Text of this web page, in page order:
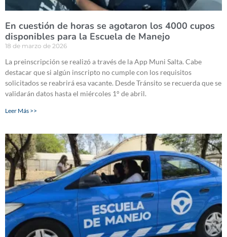
En cuestión de horas se agotaron los 4000 cupos
disponibles para la Escuela de Manejo
18 de marzo de 2026
La preinscripción se realizó a través de la App Muni Salta. Cabe
destacar que si algún inscripto no cumple con los requisitos
solicitados se reabrirá esa vacante. Desde Tránsito se recuerda que se
validarán datos hasta el miércoles 1° de abril.
Leer Más >>